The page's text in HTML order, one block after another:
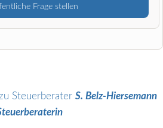
Frage stellen
Steuerberater S. Belz-Hiersemann